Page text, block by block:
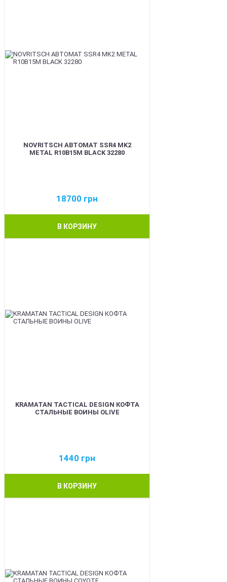
NOVRITSCH АВТОМАТ SSR4 MK2
METAL R10B15M BLACK 32280
18700 грн
В КОРЗИНУ
KRAMATAN TACTICAL DESIGN КОФТА
СТАЛЬНЫЕ ВОИНЫ OLIVE
1440 грн
В КОРЗИНУ